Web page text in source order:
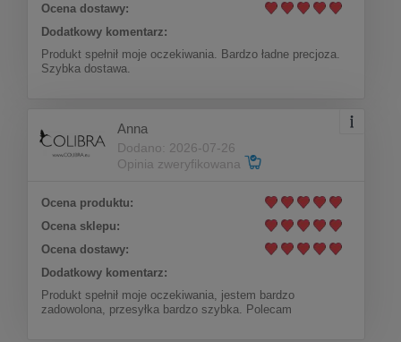
Ocena dostawy:
Dodatkowy komentarz:
Produkt spełnił moje oczekiwania. Bardzo ładne precjoza.
Szybka dostawa.
Anna
Dodano: 2026-07-26
Opinia zweryfikowana
Ocena produktu:
Ocena sklepu:
Ocena dostawy:
Dodatkowy komentarz:
Produkt spełnił moje oczekiwania, jestem bardzo
zadowolona, przesyłka bardzo szybka. Polecam